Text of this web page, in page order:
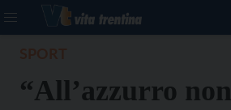
“All’azzurro